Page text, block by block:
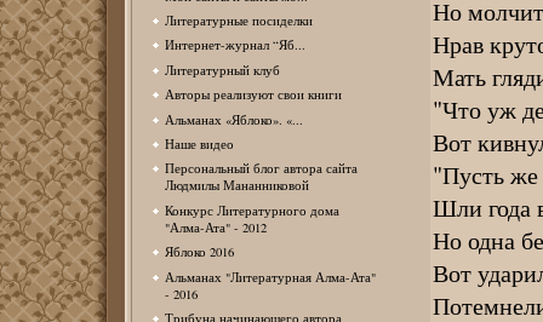
Литературные посиделки
Интернет-журнал “Яб...
Литературный клуб
Авторы реализуют свои книги
Альманах «Яблоко». «...
Наше видео
Персональный блог автора сайта
Людмилы Мананниковой
Конкурс Литературного дома
"Алма-Ата" - 2012
Яблоко 2016
Альманах "Литературная Алма-Ата"
- 2016
Трибуна начинающего автора
Но
Нрав
Мать
"Что уж
Вот
"Пусть
Шли года
Но одна
Вот